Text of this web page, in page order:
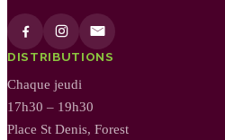
DISTRIBUTIONS
Chaque jeudi
17h30 – 19h30
Place St Denis, Forest